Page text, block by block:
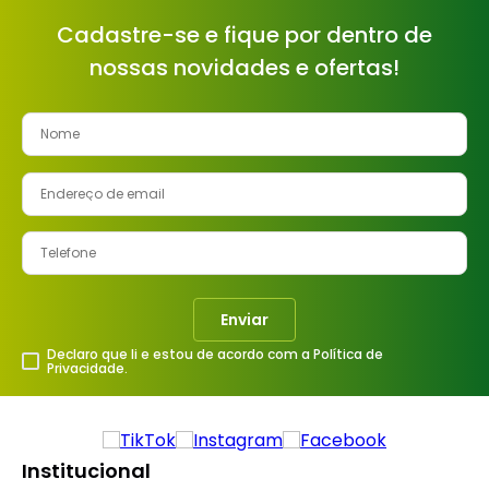
Cadastre-se e fique por dentro de
nossas novidades e ofertas!
Enviar
Declaro que li e estou de acordo com a Política de
Privacidade.
Institucional